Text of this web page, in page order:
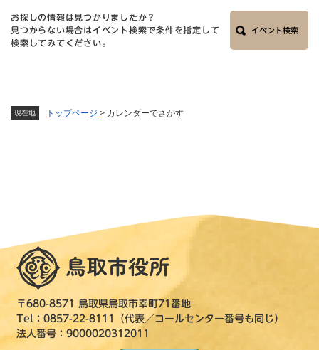
現在地 トップページ > カレンダーでさがす
お探しの情報は見つかりましたか？
見つからない場合はイベント検索で条件を指定して
検索してみてください。
イベント検索
〒680-8571 鳥取県鳥取市幸町71番地
Tel：0857-22-8111（代表／コールセンター番号も同じ）
法人番号：9000020312011